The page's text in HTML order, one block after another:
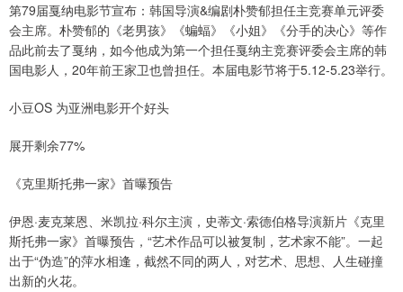
第79届戛纳电影节宣布：韩国导演&编剧朴赞郁担任主竞赛单元评委
会主席。朴赞郁的《老男孩》《蝙蝠》《小姐》《分手的决心》等作
品此前去了戛纳，如今他成为第一个担任戛纳主竞赛评委会主席的韩
国电影人，20年前王家卫也曾担任。本届电影节将于5.12-5.23举行。
小豆OS 为亚洲电影开个好头
展开剩余77%
《克里斯托弗一家》首曝预告
伊恩·麦克莱恩、米凯拉·科尔主演，史蒂文·索德伯格导演新片《克里
斯托弗一家》首曝预告，“艺术作品可以被复制，艺术家不能”。一起
出于“伪造”的萍水相逢，截然不同的两人，对艺术、思想、人生碰撞
出新的火花。